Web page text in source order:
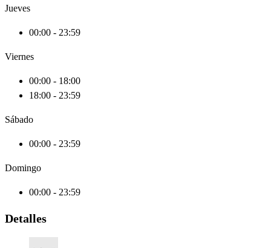
Jueves
00:00 - 23:59
Viernes
00:00 - 18:00
18:00 - 23:59
Sábado
00:00 - 23:59
Domingo
00:00 - 23:59
Detalles